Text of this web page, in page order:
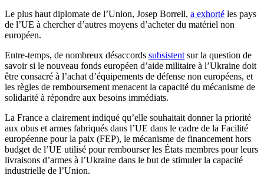
Le plus haut diplomate de l’Union, Josep Borrell, a exhorté les pays
de l’UE à chercher d’autres moyens d’acheter du matériel non
européen.
Entre-temps, de nombreux désaccords subsistent sur la question de
savoir si le nouveau fonds européen d’aide militaire à l’Ukraine doit
être consacré à l’achat d’équipements de défense non européens, et
les règles de remboursement menacent la capacité du mécanisme de
solidarité à répondre aux besoins immédiats.
La France a clairement indiqué qu’elle souhaitait donner la priorité
aux obus et armes fabriqués dans l’UE dans le cadre de la Facilité
européenne pour la paix (FEP), le mécanisme de financement hors
budget de l’UE utilisé pour rembourser les États membres pour leurs
livraisons d’armes à l’Ukraine dans le but de stimuler la capacité
industrielle de l’Union.